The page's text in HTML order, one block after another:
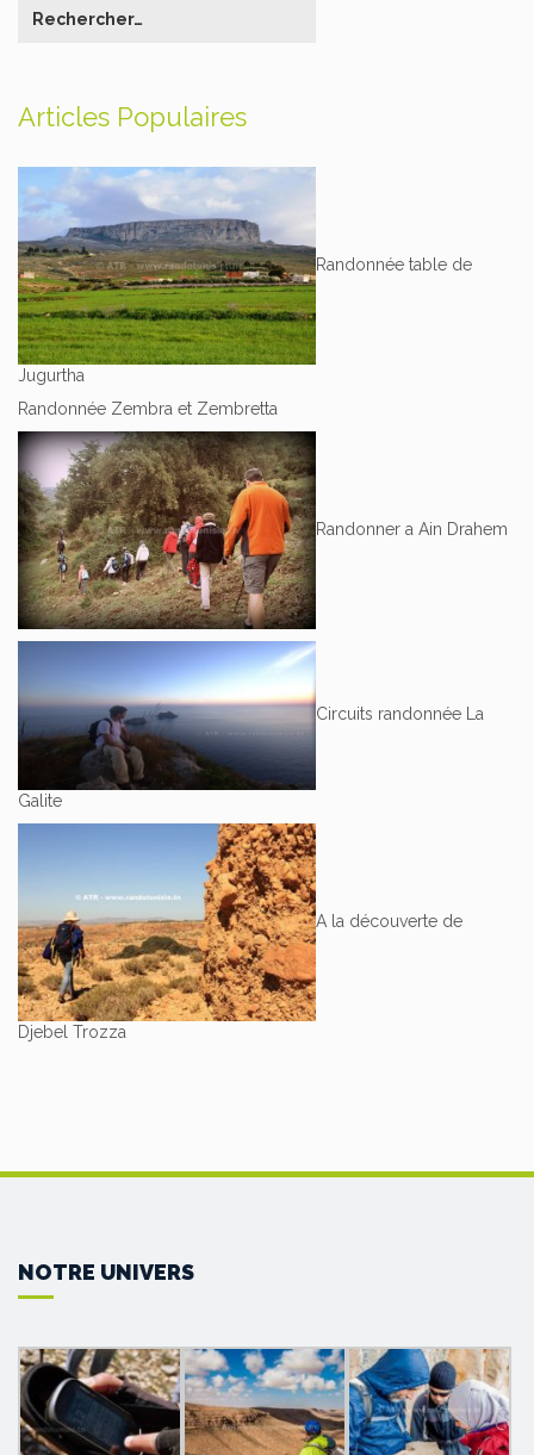
Articles Populaires
Randonnée table de
Jugurtha
Randonnée Zembra et Zembretta
Randonner a Ain Drahem
Circuits randonnée La
Galite
A la découverte de
Djebel Trozza
NOTRE UNIVERS